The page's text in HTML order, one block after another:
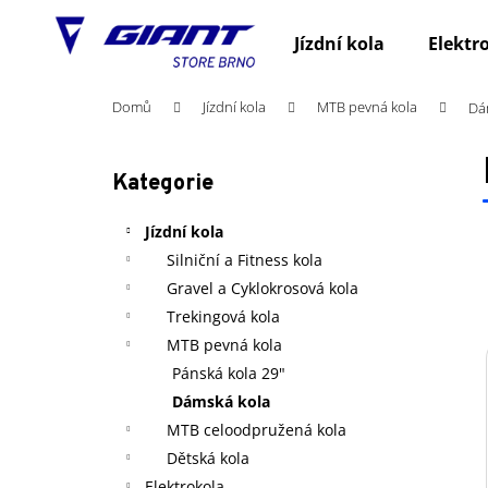
Jízdní kola
Domů Jízdní kola MTB pevná kola
Přeskočit
kategorie
Kategorie
Jízdní kola
Silniční a Fitness kola
Gravel a Cyklokrosová kola
Trekingová kola
MTB pevná kola
Pánská kola 29"
Dámská kola
MTB celoodpružená kola
Dětská kola
ý